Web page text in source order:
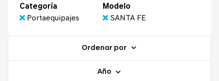
Categoría
Portaequipajes
Modelo
SANTA FE
Ordenar por
Año